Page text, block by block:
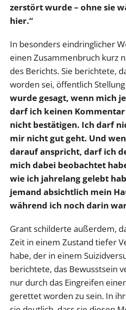
zerstört wurde – ohne sie
hier.“
In besonders eindringlicher
einen Zusammenbruch kurz
des Berichts. Sie berichtete,
worden sei, öffentlich
wurde gesagt, wenn mich
darf ich keinen
nicht bestätigen. Ich darf
mir nicht gut geht. Und
darauf anspricht, darf ich
mich dabei beobachtet
wie ich jahrelang gelebt
jemand absichtlich mein
während ich noch darin
Grant schilderte außerdem,
Zeit in einem Zustand tiefer
habe, der in einem
berichtete, das Bewusstsein
nur durch das Eingreifen
gerettet worden zu sein. In